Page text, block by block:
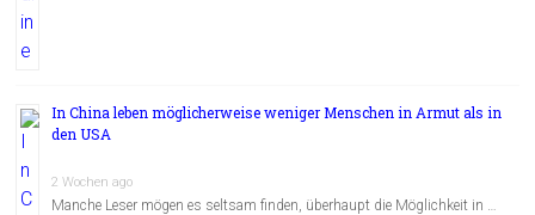
In China leben möglicherweise weniger Menschen in Armut als in
den USA
2 Wochen ago
Manche Leser mögen es seltsam finden, überhaupt die Möglichkeit in …